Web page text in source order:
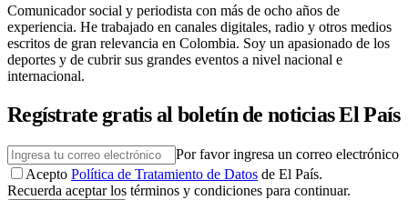
Comunicador social y periodista con más de ocho años de
experiencia. He trabajado en canales digitales, radio y otros medios
escritos de gran relevancia en Colombia. Soy un apasionado de los
deportes y de cubrir sus grandes eventos a nivel nacional e
internacional.
Regístrate gratis al boletín de noticias El País
Por favor ingresa un correo electrónico
Acepto Política de Tratamiento de Datos de El País.
Recuerda aceptar los términos y condiciones para continuar.